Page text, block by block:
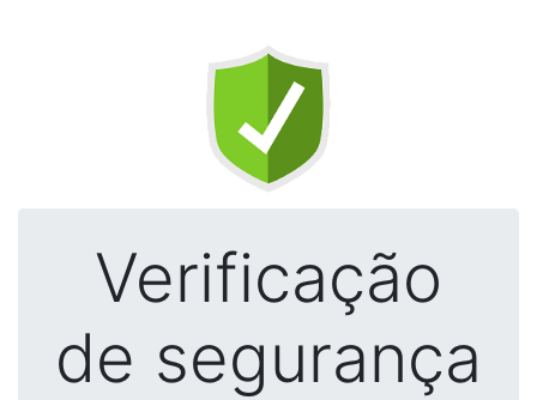
Verificação
de segurança